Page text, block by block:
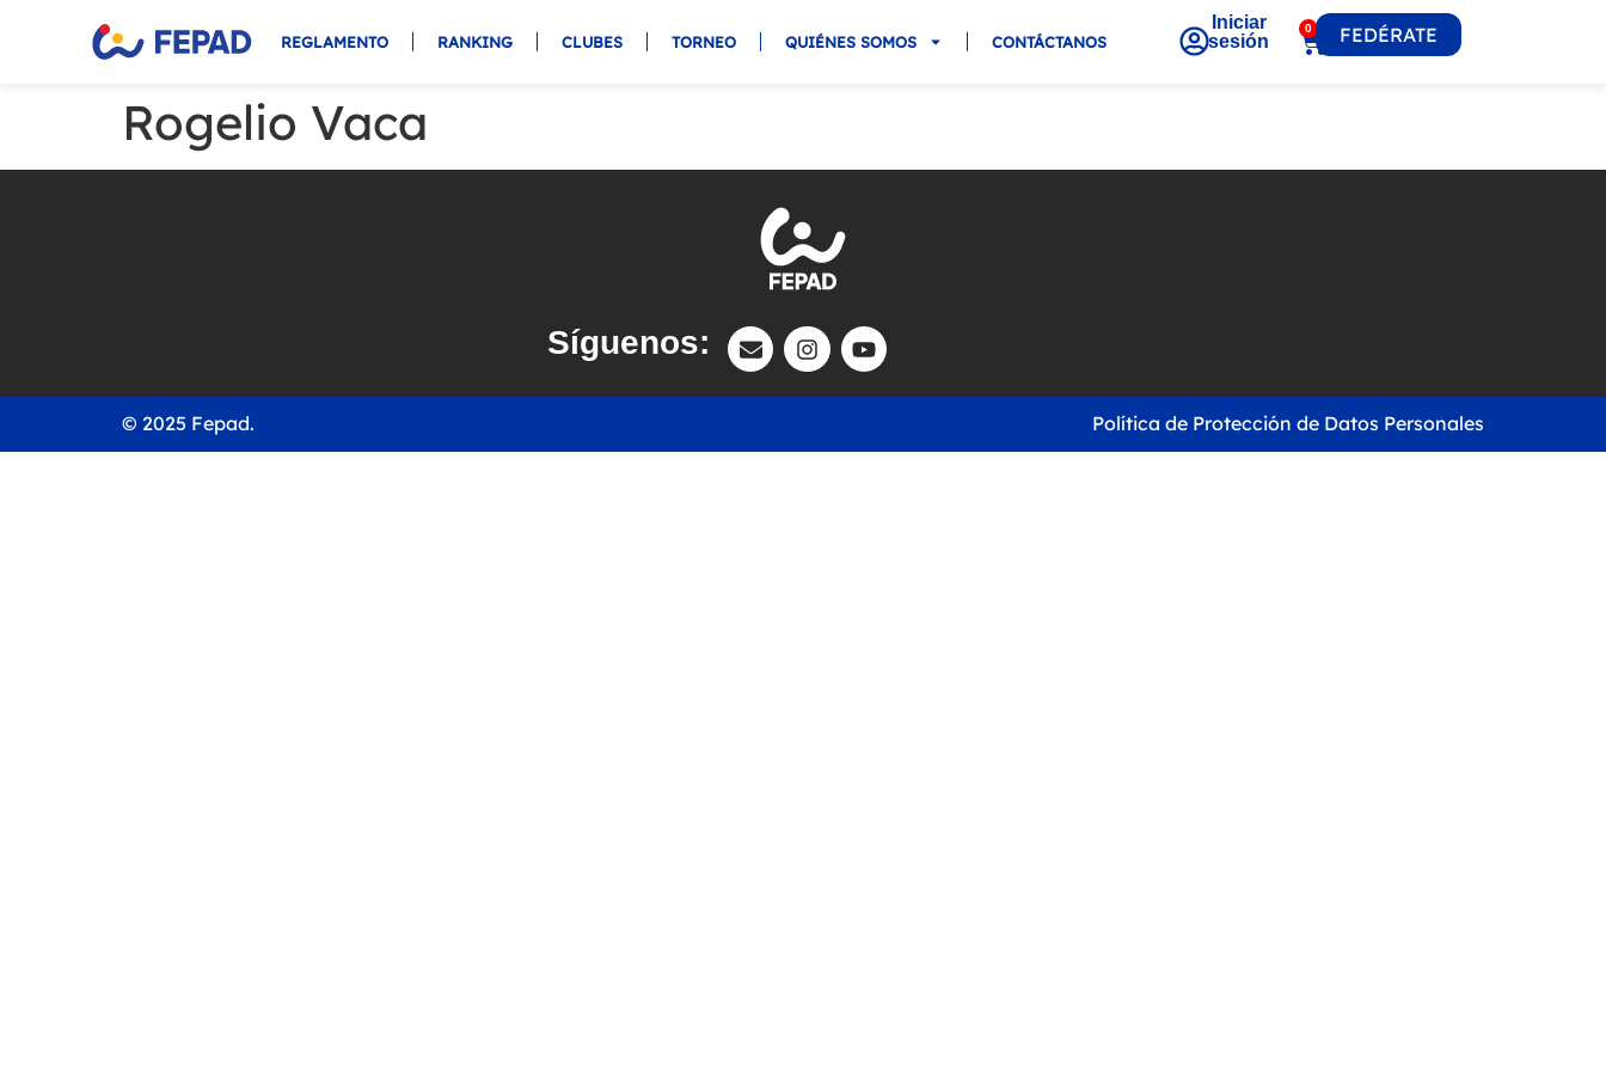
REGLAMENTO RANKING CLUBES TORNEO QUIÉNES SOMOS CONTÁCTANOS
Iniciar
sesión
0 FEDÉRATE
Rogelio Vaca
Síguenos:
© 2025 Fepad. Política de Protección de Datos Personales